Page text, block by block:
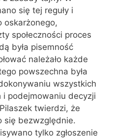
się tej reguły i
oskarżonego,
społeczności proces
była pisemność
należało każde
powszechna była
wszystkich
i podejmowaniu decyzji
twierdzi, że
się bezwzględnie.
tylko zgłoszenie